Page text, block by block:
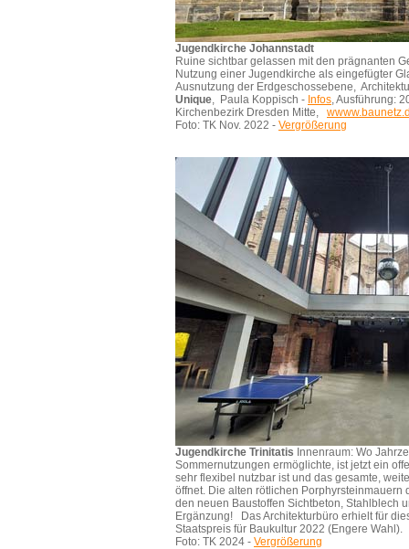
Jugendkirche Johannstadt
Ruine sichtbar gelassen mit den prägnanten
Nutzung einer Jugendkirche als eingefügter
Ausnutzung der Erdgeschossebene,
Unique, Paula Koppisch - Infos, Ausführung:
Kirchenbezirk Dresden Mitte,
Foto: TK Nov. 2022 - Vergrößerung
Jugendkirche Trinitatis Innenraum: Wo
Sommernutzungen ermöglichte, ist jetzt ein
sehr flexibel nutzbar ist und das gesamte,
öffnet. Die alten rötlichen Porphyrsteinmauern
den neuen Baustoffen Sichtbeton, Stahlblech
Ergänzung! Das Architekturbüro erhielt für
Staatspreis für Baukultur 2022 (Engere Wahl).
Foto: TK 2024 - Vergrößerung